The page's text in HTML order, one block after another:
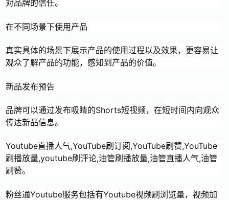
对品牌的信任。
在不同场景下使用产品
真实具体的场景下展示产品的使用过程以及效果，更容易让
观众了解产品的功能，感知到产品的价值。
新品发布预告
品牌可以通过发布吸睛的Shorts短视频，在短时间内向观众
传达新品信息。
Youtube直播人气,YouTube刷订阅,YouTube刷赞,YouTube
刷播放量,youtube刷评论,油管刷播放量,油管直播人气,油管
刷赞。
粉丝通Youtube服务包括有Youtube视频刷浏览量，视频加